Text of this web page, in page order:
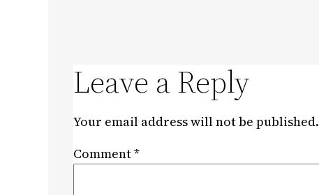
Leave a Reply
Your email address will not be published.
Comment*